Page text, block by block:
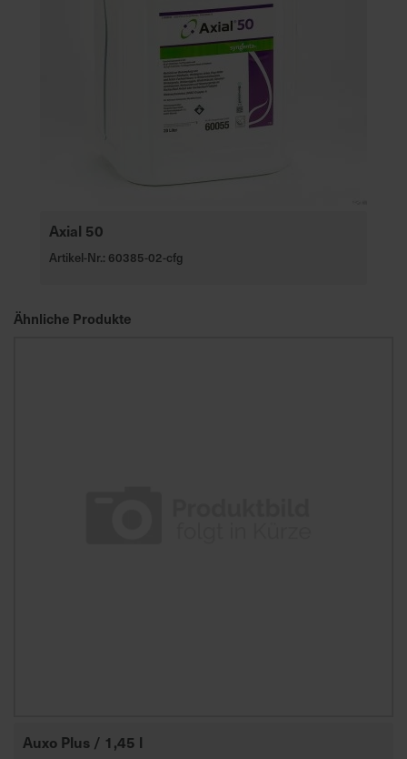
Axial 50
Artikel-Nr.: 60385-02-cfg
Ähnliche Produkte
Auxo Plus / 1,45 l